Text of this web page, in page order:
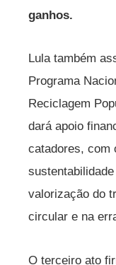
ganhos.
Lula também
Programa
Reciclagem
dará apoio
catadores, com
valorização do
circular e na
O terceiro ato